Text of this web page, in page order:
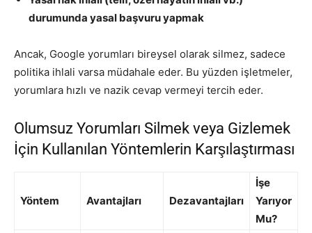
durumunda yasal başvuru yapmak
Ancak, Google yorumları bireysel olarak silmez, sadece
politika ihlali varsa müdahale eder. Bu yüzden işletmeler,
yorumlara hızlı ve nazik cevap vermeyi tercih eder.
Olumsuz Yorumları Silmek veya Gizlemek
İçin Kullanılan Yöntemlerin Karşılaştırması
Yöntem Avantajları Dezavantajları
İşe
Yarıyor
Mu?